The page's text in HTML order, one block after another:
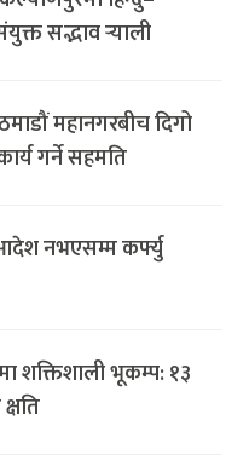
सद्भाव र्‍याली
महानगरबीच दिगो
गर्ने सहमति
नभएसम्म कर्फ्यु
शक्तिशाली भूकम्प: १३